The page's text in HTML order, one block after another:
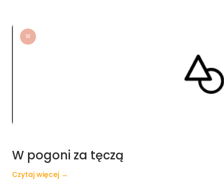
W
W pogoni za tęczą
Czytaj więcej →